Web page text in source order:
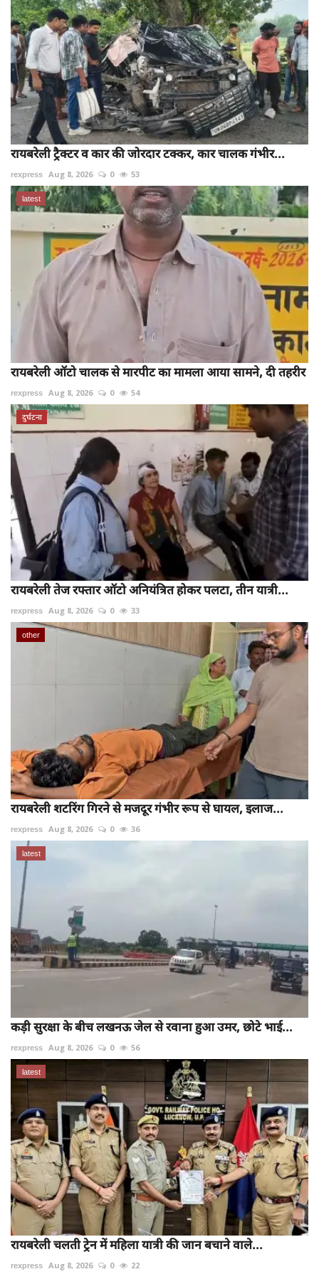
रायबरेली ट्रैक्टर व कार की जोरदार टक्कर, कार चालक गंभीर...
rexpress Aug 8, 2026 0 53
latest
रायबरेली ऑटो चालक से मारपीट का मामला आया सामने, दी तहरीर
rexpress Aug 8, 2026 0 54
दुर्घटना
रायबरेली तेज रफ्तार ऑटो अनियंत्रित होकर पलटा, तीन यात्री...
rexpress Aug 8, 2026 0 33
other
रायबरेली शटरिंग गिरने से मजदूर गंभीर रूप से घायल, इलाज...
rexpress Aug 8, 2026 0 36
latest
कड़ी सुरक्षा के बीच लखनऊ जेल से रवाना हुआ उमर, छोटे भाई...
rexpress Aug 8, 2026 0 56
latest
रायबरेली चलती ट्रेन में महिला यात्री की जान बचाने वाले...
rexpress Aug 8, 2026 0 22